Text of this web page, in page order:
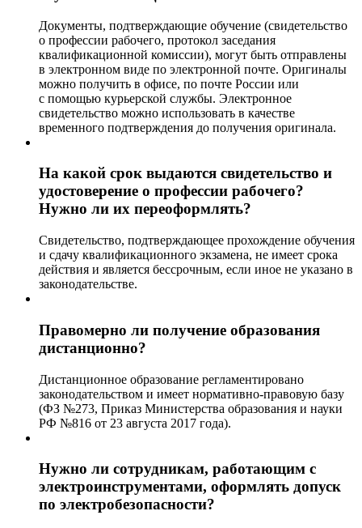
Документы, подтверждающие обучение (свидетельство
о профессии рабочего, протокол заседания
квалификационной комиссии), могут быть отправлены
в электронном виде по электронной почте. Оригиналы
можно получить в офисе, по почте России или
с помощью курьерской службы. Электронное
свидетельство можно использовать в качестве
временного подтверждения до получения оригинала.
На какой срок выдаются свидетельство и
удостоверение о профессии рабочего?
Нужно ли их переоформлять?
Свидетельство, подтверждающее прохождение обучения
и сдачу квалификационного экзамена, не имеет срока
действия и является бессрочным, если иное не указано в
законодательстве.
Правомерно ли получение образования
дистанционно?
Дистанционное образование регламентировано
законодательством и имеет нормативно-правовую базу
(ФЗ №273, Приказ Министерства образования и науки
РФ №816 от 23 августа 2017 года).
Нужно ли сотрудникам, работающим с
электроинструментами, оформлять допуск
по электробезопасности?